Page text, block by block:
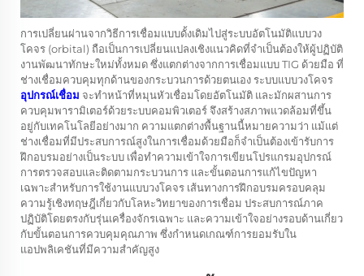
การเปลี่ยนผ่านจากวิธีการเชื่อมแบบดั้งเดิมไปสู่ระบบอัตโนมัติแบบวง
โคจร (orbital) ถือเป็นการเปลี่ยนแปลงเชิงแนวคิดที่จำเป็นต้องให้ผู้ปฏิบัติ
งานพัฒนาทักษะใหม่ทั้งหมด ซึ่งแตกต่างจากการเชื่อมแบบ TIG ด้วยมือ ที่
ช่างเชื่อมควบคุมทุกด้านของกระบวนการด้วยตนเอง ระบบแบบวงโคจร
อุปกรณ์เชื่อม จะทำหน้าที่หมุนหัวเชื่อมโดยอัตโนมัติ และมักผสานการ
ควบคุมพารามิเตอร์ด้วยระบบคอมพิวเตอร์ จึงสร้างสภาพแวดล้อมที่ขึ้น
อยู่กับเทคโนโลยีอย่างมาก ความแตกต่างพื้นฐานนี้หมายความว่า แม้แต่
ช่างเชื่อมที่มีประสบการณ์สูงในการเชื่อมด้วยมือก็จำเป็นต้องเข้ารับการ
ฝึกอบรมอย่างเป็นระบบ เพื่อทำความเข้าใจการเขียนโปรแกรมอุปกรณ์
การตรวจสอบและติดตามกระบวนการ และขั้นตอนการแก้ไขปัญหา
เฉพาะสำหรับการใช้งานแบบวงโคจร เส้นทางการฝึกอบรมครอบคลุม
ความรู้เชิงทฤษฎีเกี่ยวกับโลหะวิทยาของการเชื่อม ประสบการณ์ภาค
ปฏิบัติโดยตรงกับรุ่นเครื่องจักรเฉพาะ และความเข้าใจอย่างรอบด้านเกี่ยว
กับขั้นตอนการควบคุมคุณภาพ ซึ่งกำหนดเกณฑ์การยอมรับใน
แอปพลิเคชันที่มีความสำคัญสูง